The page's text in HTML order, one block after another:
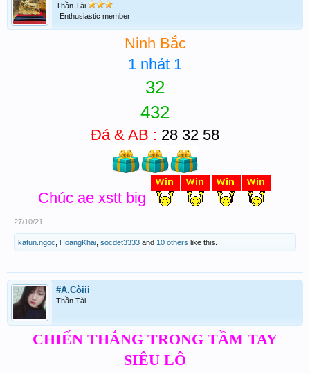
Thần Tài
Enthusiastic member
Ninh Bắc
1 nhát 1
32
432
Đá & AB : 28 32 58
Chúc ae xstt big
27/10/21
katun.ngoc HoangKhai socdet3333 and 10 others like this.
#A.Còiii
Thần Tài
CHIẾN THẮNG TRONG TẦM TAY
SIÊU LÔ